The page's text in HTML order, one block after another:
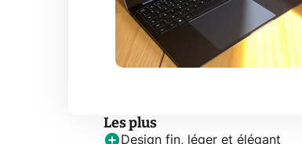
Les plus
Design fin, léger et élégant